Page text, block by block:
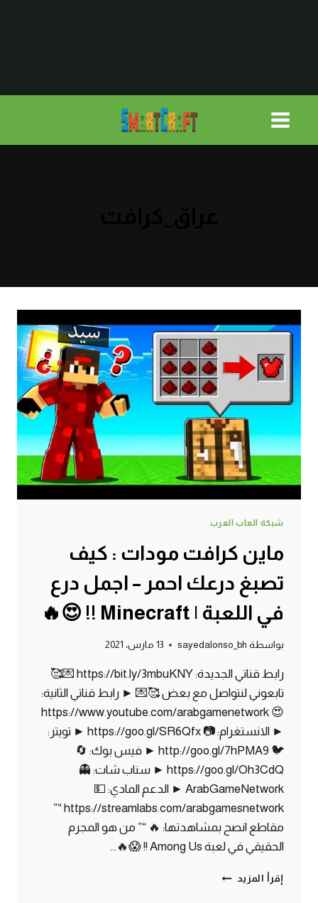
شبكة العاب العرب
ماين كرافت مودات : كيف
تصبغ درعك احمر – اجمل درع
في اللعبة | Minecraft !! 😍🔥
بواسطة sayedalonso_bh 13 مارس، 2021
رابط قناتي الجديدة: https://bit.ly/3mbuKNY 💌🥰
تابعوني لنتواصل مع بعض 🥰💌 ► رابط قناتي الثانية:
😍 https://www.youtube.com/arabgamenetwork
► الانستغرام: 📷 https://goo.gl/SR6Qfx ► تويتر:
🐦 http://goo.gl/7hPMA9 ► فيس بوك: 🔄
https://goo.gl/Oh3CdQ ► سناب شات: 👻
ArabGameNetwork ► الدعم المادي: 💵
https://streamlabs.com/arabgamesnetwork “”
مقاطع انصح بمشاهدتها: 🔥 “” من هو المجرم
الحقيقي في لعبة Among Us !! 😱🔥…
إقرأ المزيد ماين